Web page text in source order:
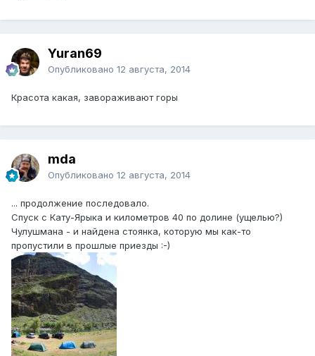
Yuran69
Опубликовано 12 августа, 2014
Красота какая, завораживают горы
mda
Опубликовано 12 августа, 2014
... продолжение последовало.
Спуск с Кату-Ярыка и километров 40 по долине (ущелью?)
Чулушмана - и найдена стоянка, которую мы как-то
пропустили в прошлые приезды :-)